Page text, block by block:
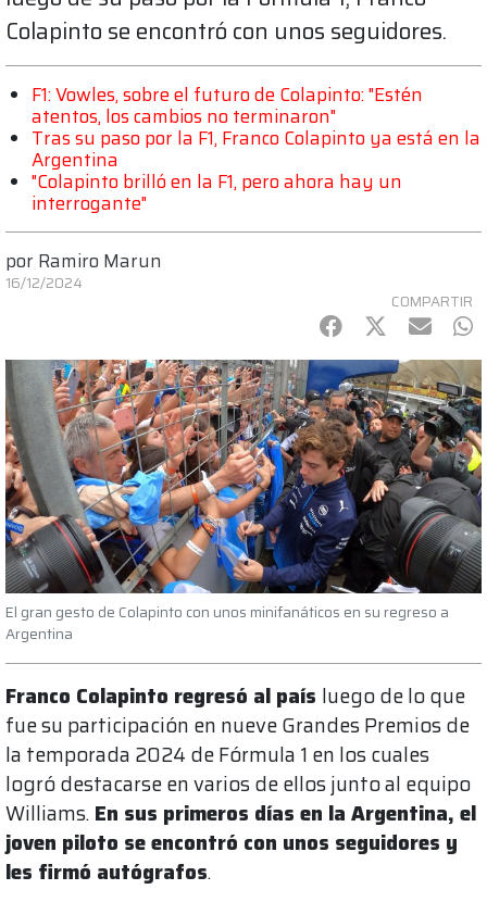
Colapinto se encontró con unos seguidores.
F1: Vowles, sobre el futuro de Colapinto: "Estén
atentos, los cambios no terminaron"
Tras su paso por la F1, Franco Colapinto ya está en la
Argentina
"Colapinto brilló en la F1, pero ahora hay un
interrogante"
por Ramiro Marun
16/12/2024
COMPARTIR
Facebook
Twitter
mail
El gran gesto de Colapinto con unos minifanáticos en su regreso a
Argentina
Franco Colapinto regresó al país luego de lo que
fue su participación en nueve Grandes Premios de
la temporada 2024 de Fórmula 1 en los cuales
logró destacarse en varios de ellos junto al equipo
Williams. En sus primeros días en la Argentina, el
joven piloto se encontró con unos seguidores y
les firmó autógrafos.